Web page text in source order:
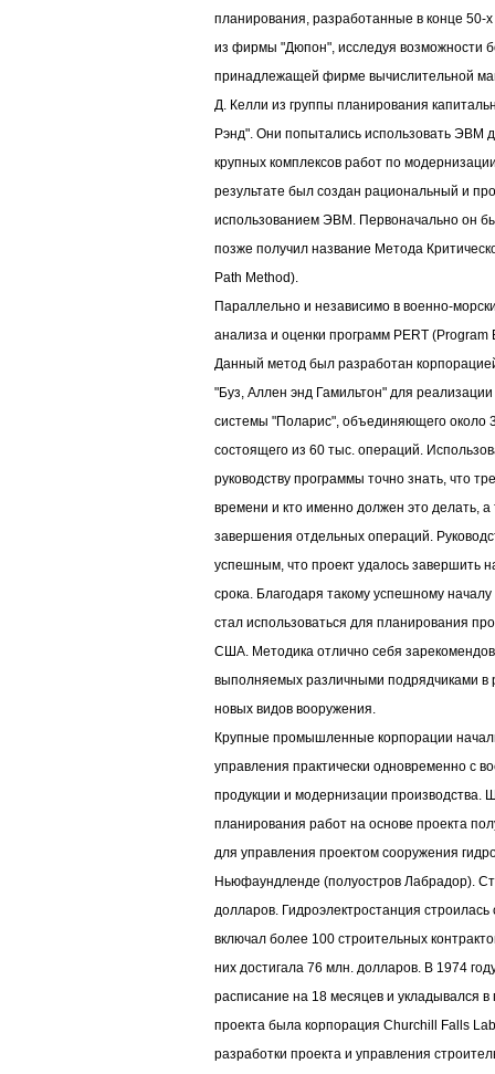
планирования, разработанные в конце 50-
из фирмы "Дюпон", исследуя возможности
принадлежащей фирме вычислительной
Д. Келли из группы планирования
Рэнд". Они попытались использовать ЭВМ
крупных комплексов работ по
результате был создан рациональный и
использованием ЭВМ. Первоначально он
позже получил название Метода
Path Method).
Параллельно и независимо в военно-
анализа и оценки программ PERT
Данный метод был разработан
"Буз, Аллен энд Гамильтон" для
системы "Поларис", объединяющего около
состоящего из 60 тыс. операций.
руководству программы точно знать, что
времени и кто именно должен это делать, а
завершения отдельных операций.
успешным, что проект удалось завершить
срока. Благодаря такому успешному
стал использоваться для планирования
США. Методика отлично себя
выполняемых различными подрядчиками в
новых видов вооружения.
Крупные промышленные корпорации
управления практически одновременно с
продукции и модернизации производства.
планирования работ на основе проекта
для управления проектом сооружения
Ньюфаундленде (полуостров Лабрадор).
долларов. Гидроэлектростанция строилась
включал более 100 строительных
них достигала 76 млн. долларов. В 1974
расписание на 18 месяцев и укладывался в
проекта была корпорация Churchill Falls
разработки проекта и управления